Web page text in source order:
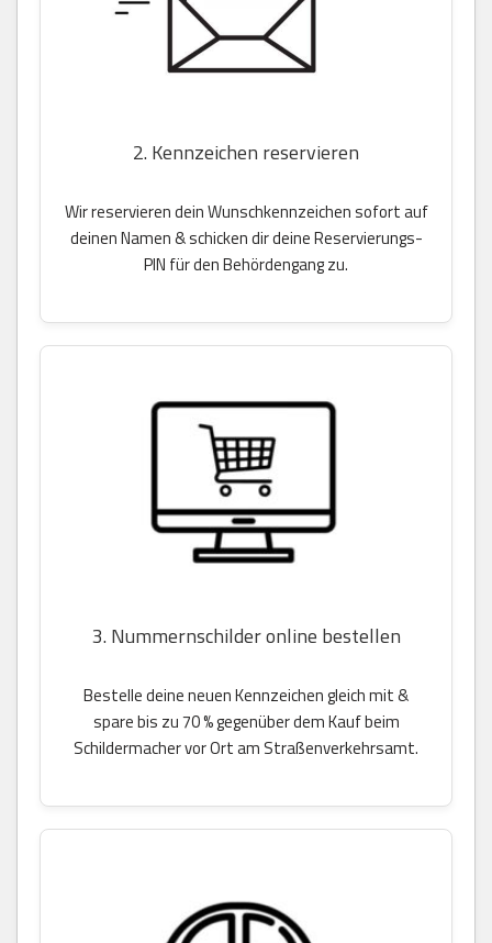
2. Kennzeichen reservieren
Wir reservieren dein Wunschkennzeichen sofort auf
deinen Namen & schicken dir deine Reservierungs-
PIN für den Behördengang zu.
3. Nummernschilder online bestellen
Bestelle deine neuen Kennzeichen gleich mit &
spare bis zu 70 % gegenüber dem Kauf beim
Schildermacher vor Ort am Straßenverkehrsamt.